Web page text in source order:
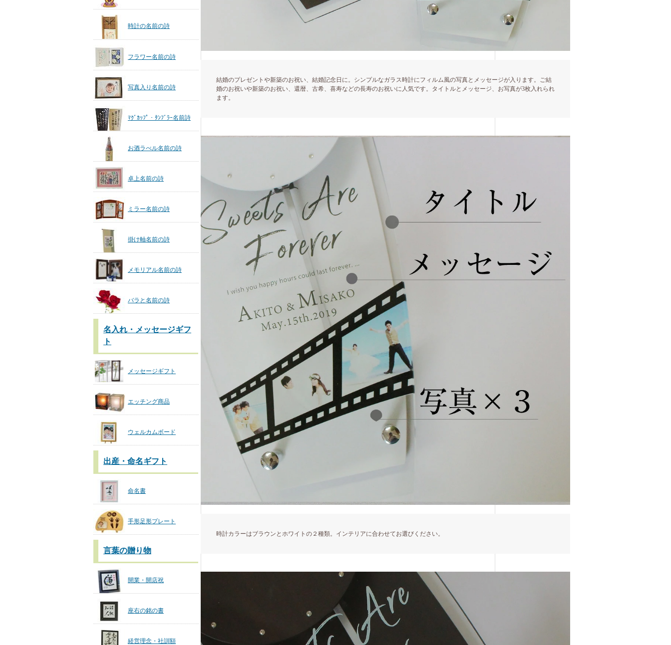
時計の名前の詩
フラワー名前の詩
写真入り名前の詩
ﾏｸﾞｶｯﾌﾟ・ﾀﾝﾌﾞﾗｰ名前詩
お酒ラべル名前の詩
卓上名前の詩
ミラー名前の詩
掛け軸名前の詩
メモリアル名前の詩
バラと名前の詩
名入れ・メッセージギフ
ト
メッセージギフト
エッチング商品
ウェルカムボード
出産・命名ギフト
命名書
手形足形プレート
言葉の贈り物
開業・開店祝
座右の銘の書
経営理念・社訓額
結婚のプレゼントや新築のお祝い、結婚記念日に。シンプルなガラス時計にフィルム風の写真とメッセージが入ります。ご結
婚のお祝いや新築のお祝い、還暦、古希、喜寿などの長寿のお祝いに人気です。タイトルとメッセージ、お写真が3枚入れられ
ます。
時計カラーはブラウンとホワイトの２種類。インテリアに合わせてお選びください。